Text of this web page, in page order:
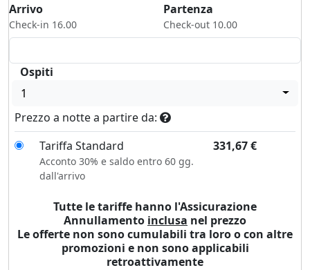
Arrivo
Check-in 16.00
Partenza
Check-out 10.00
Ospiti
1
Prezzo a notte a partire da:
Tariffa Standard
331,67€
Acconto 30% e saldo entro 60 gg.
dall'arrivo
Tutte le tariffe hanno l'Assicurazione
Annullamento inclusa nel prezzo
Le offerte non sono cumulabili tra loro o con altre
promozioni e non sono applicabili
retroattivamente